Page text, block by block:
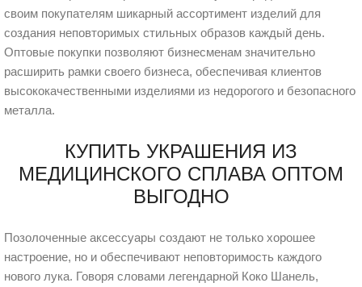
своим покупателям шикарный ассортимент изделий для
создания неповторимых стильных образов каждый день.
Оптовые покупки позволяют бизнесменам значительно
расширить рамки своего бизнеса, обеспечивая клиентов
высококачественными изделиями из недорогого и безопасного
металла.
КУПИТЬ УКРАШЕНИЯ ИЗ
МЕДИЦИНСКОГО СПЛАВА ОПТОМ
ВЫГОДНО
Позолоченные аксессуары создают не только хорошее
настроение, но и обеспечивают неповторимость каждого
нового лука. Говоря словами легендарной Коко Шанель,